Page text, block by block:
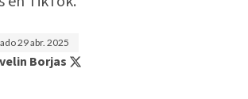
29 abr. 2025
Borjas